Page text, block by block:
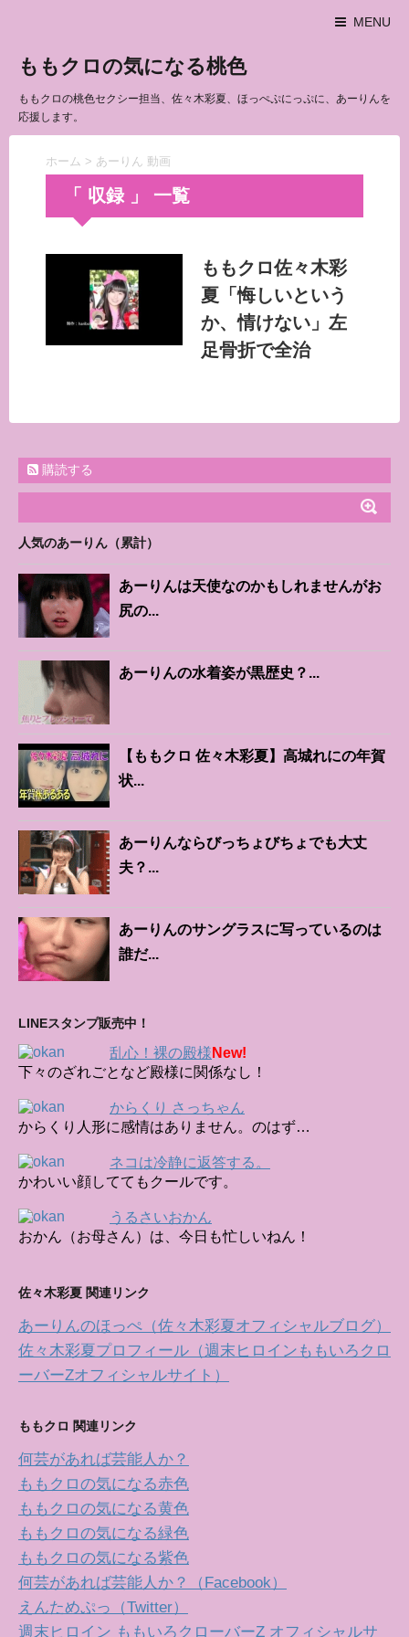
MENU
ももクロの気になる桃色
ももクロの桃色セクシー担当、佐々木彩夏、ほっぺぷにっぷに、あーりんを
応援します。
ホーム > あーりん 動画
「 収録 」 一覧
ももクロ佐々木彩
夏「悔しいという
か、情けない」左
足骨折で全治
購読する
人気のあーりん（累計）
あーりんは天使なのかもしれませんがお
尻の...
あーりんの水着姿が黒歴史？...
【ももクロ 佐々木彩夏】高城れにの年賀
状...
あーりんならびっちょびちょでも大丈
夫？...
あーりんのサングラスに写っているのは
誰だ...
LINEスタンプ販売中！
乱心！裸の殿様 New!
下々のざれごとなど殿様に関係なし！
からくり さっちゃん
からくり人形に感情はありません。のはず…
ネコは冷静に返答する。
かわいい顔しててもクールです。
うるさいおかん
おかん（お母さん）は、今日も忙しいねん！
佐々木彩夏 関連リンク
あーりんのほっぺ（佐々木彩夏オフィシャルブログ）
佐々木彩夏プロフィール（週末ヒロインももいろクロ
ーバーZオフィシャルサイト）
ももクロ 関連リンク
何芸があれば芸能人か？
ももクロの気になる赤色
ももクロの気になる黄色
ももクロの気になる緑色
ももクロの気になる紫色
何芸があれば芸能人か？（Facebook）
えんためぷっ（Twitter）
週末ヒロイン ももいろクローバーZ オフィシャルサ